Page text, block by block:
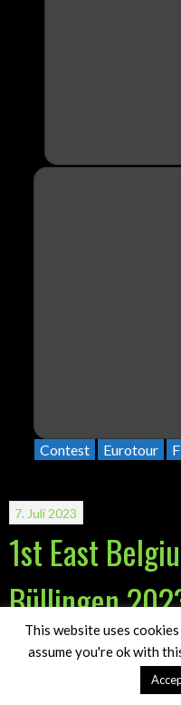
Contest Eurotour
7. Juli 2023
1st East
Büllingen
F3X Vault Ergebnisse
This website uses
assume you're ok with